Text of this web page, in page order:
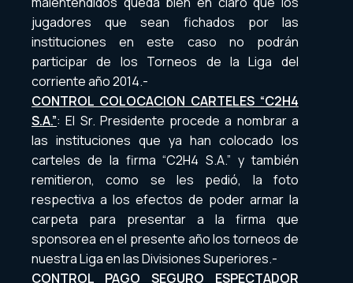
jugadores que sean fichados por las
instituciones en este caso no podrán
participar de los Torneos de la Liga del
corriente año 2014.-
CONTROL COLOCACION CARTELES “C2H4
S.A.”: El Sr. Presidente procede a nombrar a
las instituciones que ya han colocado los
carteles de la firma “C2H4 S.A.” y también
remitieron, como se les pedió, la foto
respectiva a los efectos de poder armar la
carpeta para presentar a la firma que
sponsorea en el presente año los torneos de
nuestra Liga en las Divisiones Superiores.-
CONTROL PAGO SEGURO ESPECTADOR